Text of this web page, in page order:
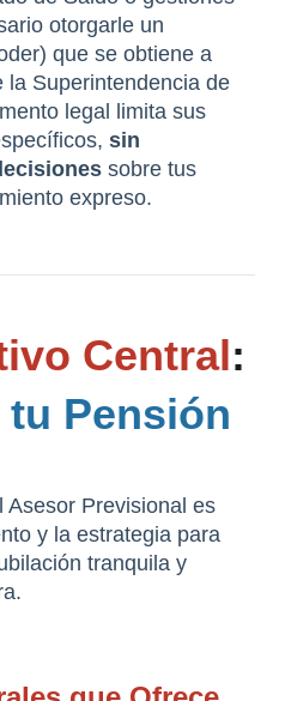
que se obtiene a
la Superintendencia de
legal limita sus
sin
sobre tus
expreso.
Central
Pensión
Asesor Previsional es
y la estrategia para
tranquila y